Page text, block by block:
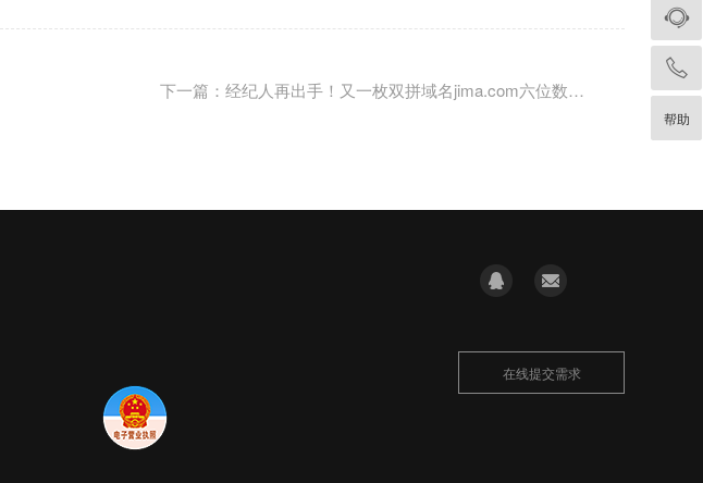
下一篇：经纪人再出手！又一枚双拼域名jima.com六位数成交了！
在线提交需求
帮助